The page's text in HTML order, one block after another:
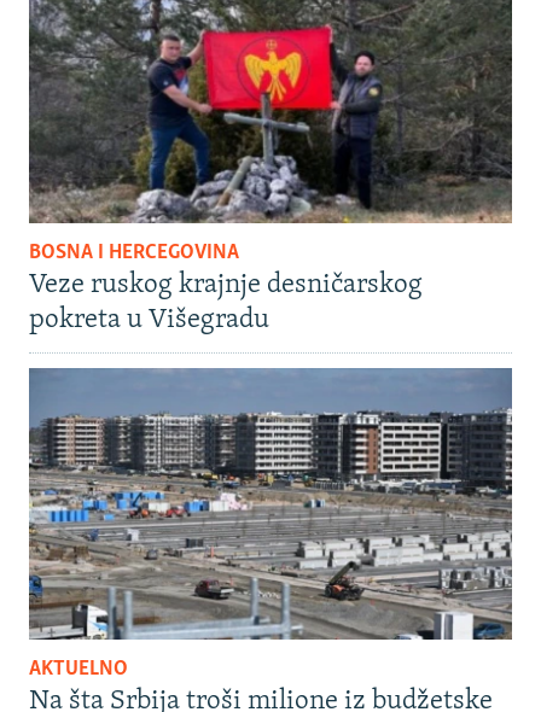
BOSNA I HERCEGOVINA
Veze ruskog krajnje desničarskog
pokreta u Višegradu
AKTUELNO
Na šta Srbija troši milione iz budžetske